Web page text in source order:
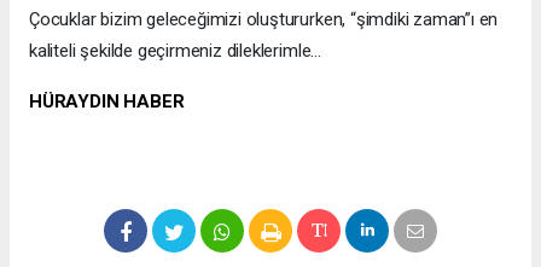
Çocuklar bizim geleceğimizi oluştururken, “şimdiki zaman”ı en
kaliteli şekilde geçirmeniz dileklerimle…
HÜRAYDIN HABER